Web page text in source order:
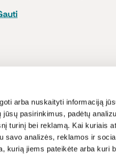
arba nuskaityti informaciją
pasirinkimus, padėtų
turinį bei reklamą. Kai kuriais
savo analizės, reklamos ir
kurią jiems pateikėte arba kuri
Lojalumo
Naujienos ir
Receptai
Sąlygos ir
Privatumo